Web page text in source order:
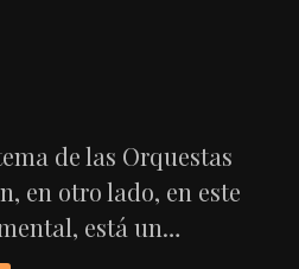
de las Orquestas
en otro lado, en este
está un…